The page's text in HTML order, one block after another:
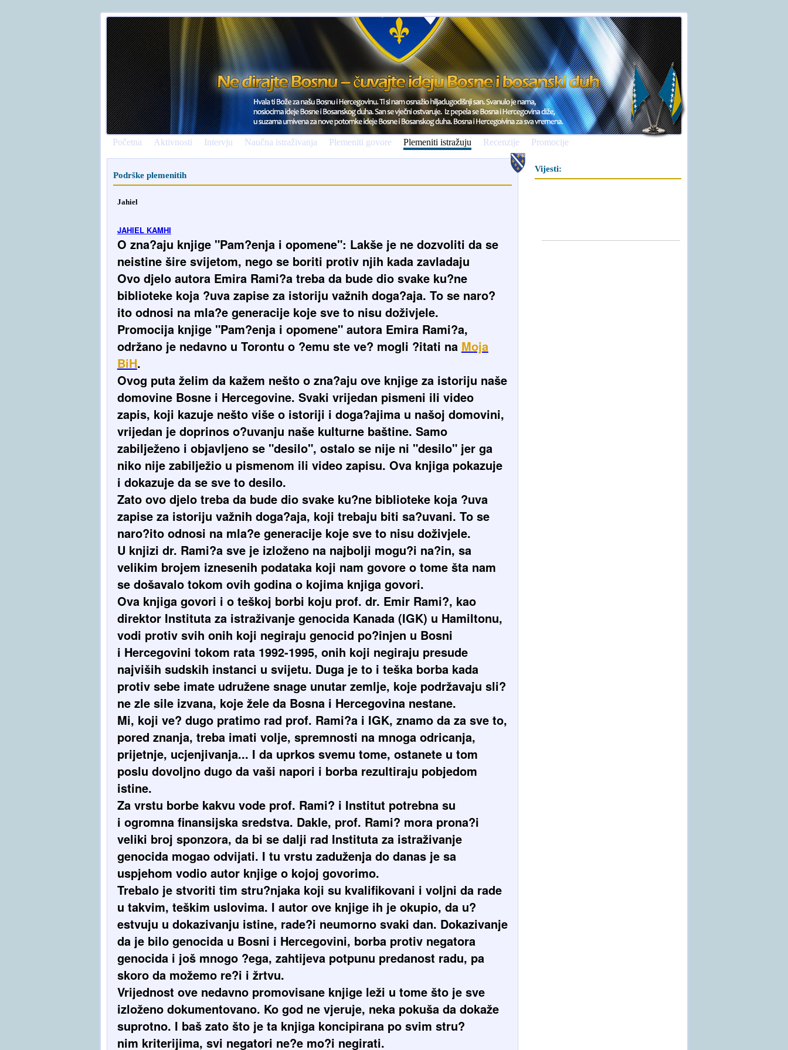
Početna Aktivnosti Intervju Naučna istraživanja Plemeniti govore Plemeniti istražuju Recenzije Promocije
Podrške plemenitih
Jahiel
JAHIEL KAMHI
O zna?aju knjige "Pam?enja i opomene": Lakše je ne dozvoliti da se
neistine šire svijetom, nego se boriti protiv njih kada zavladaju
Ovo djelo autora Emira Rami?a treba da bude dio svake ku?ne
biblioteke koja ?uva zapise za istoriju važnih doga?aja. To se naro?
ito odnosi na mla?e generacije koje sve to nisu doživjele.
Promocija knjige "Pam?enja i opomene" autora Emira Rami?a,
održano je nedavno u Torontu o ?emu ste ve? mogli ?itati na Moja
BiH.
Ovog puta želim da kažem nešto o zna?aju ove knjige za istoriju naše
domovine Bosne i Hercegovine. Svaki vrijedan pismeni ili video
zapis, koji kazuje nešto više o istoriji i doga?ajima u našoj domovini,
vrijedan je doprinos o?uvanju naše kulturne baštine. Samo
zabilježeno i objavljeno se "desilo", ostalo se nije ni "desilo" jer ga
niko nije zabilježio u pismenom ili video zapisu. Ova knjiga pokazuje
i dokazuje da se sve to desilo.
Zato ovo djelo treba da bude dio svake ku?ne biblioteke koja ?uva
zapise za istoriju važnih doga?aja, koji trebaju biti sa?uvani. To se
naro?ito odnosi na mla?e generacije koje sve to nisu doživjele.
U knjizi dr. Rami?a sve je izloženo na najbolji mogu?i na?in, sa
velikim brojem iznesenih podataka koji nam govore o tome šta nam
se došavalo tokom ovih godina o kojima knjiga govori.
Ova knjiga govori i o teškoj borbi koju prof. dr. Emir Rami?, kao
direktor Instituta za istraživanje genocida Kanada (IGK) u Hamiltonu,
vodi protiv svih onih koji negiraju genocid po?injen u Bosni
i Hercegovini tokom rata 1992-1995, onih koji negiraju presude
najviših sudskih instanci u svijetu. Duga je to i teška borba kada
protiv sebe imate udružene snage unutar zemlje, koje podržavaju sli?
ne zle sile izvana, koje žele da Bosna i Hercegovina nestane.
Mi, koji ve? dugo pratimo rad prof. Rami?a i IGK, znamo da za sve to,
pored znanja, treba imati volje, spremnosti na mnoga odricanja,
prijetnje, ucjenjivanja... I da uprkos svemu tome, ostanete u tom
poslu dovoljno dugo da vaši napori i borba rezultiraju pobjedom
istine.
Za vrstu borbe kakvu vode prof. Rami? i Institut potrebna su
i ogromna finansijska sredstva. Dakle, prof. Rami? mora prona?i
veliki broj sponzora, da bi se dalji rad Instituta za istraživanje
genocida mogao odvijati. I tu vrstu zaduženja do danas je sa
uspjehom vodio autor knjige o kojoj govorimo.
Trebalo je stvoriti tim stru?njaka koji su kvalifikovani i voljni da rade
u takvim, teškim uslovima. I autor ove knjige ih je okupio, da u?
estvuju u dokazivanju istine, rade?i neumorno svaki dan. Dokazivanje
da je bilo genocida u Bosni i Hercegovini, borba protiv negatora
genocida i još mnogo ?ega, zahtijeva potpunu predanost radu, pa
skoro da možemo re?i i žrtvu.
Vrijednost ove nedavno promovisane knjige leži u tome što je sve
izloženo dokumentovano. Ko god ne vjeruje, neka pokuša da dokaže
suprotno. I baš zato što je ta knjiga koncipirana po svim stru?
nim kriterijima, svi negatori ne?e mo?i negirati.
Vijesti: